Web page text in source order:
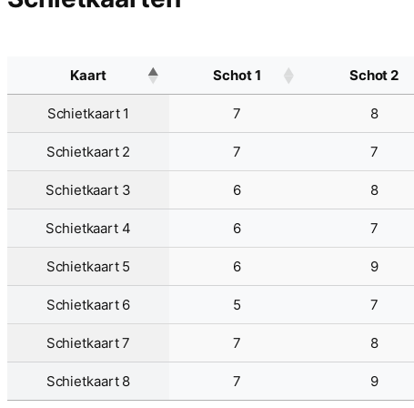
Kaart Schot 1 Schot 2
Schietkaart 1 7 8
Schietkaart 2 7 7
Schietkaart 3 6 8
Schietkaart 4 6 7
Schietkaart 5 6 9
Schietkaart 6 5 7
Schietkaart 7 7 8
Schietkaart 8 7 9